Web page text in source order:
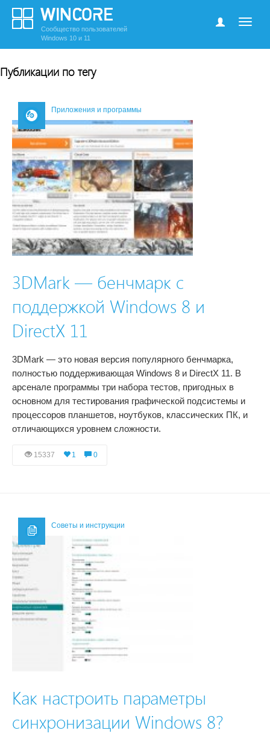
Сообщество пользователей
Windows 10 и 11
Публикации по тегу
Приложения и программы
3DMark — бенчмарк с
поддержкой Windows 8 и
DirectX 11
3DMark — это новая версия популярного бенчмарка,
полностью поддерживающая Windows 8 и DirectX 11. В
арсенале программы три набора тестов, пригодных в
основном для тестирования графической подсистемы и
процессоров планшетов, ноутбуков, классических ПК, и
отличающихся уровнем сложности.
15337 1 0
Советы и инструкции
Как настроить параметры
синхронизации Windows 8?